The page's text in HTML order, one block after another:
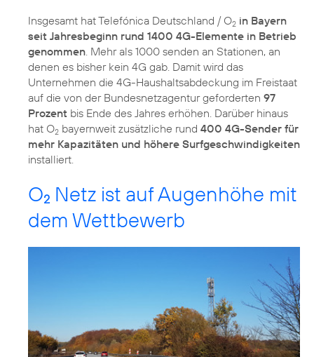
Insgesamt hat Telefónica Deutschland / O2 in Bayern
seit Jahresbeginn rund 1400 4G-Elemente in Betrieb
genommen . Mehr als 1000 senden an Stationen, an
denen es bisher kein 4G gab. Damit wird das
Unternehmen die 4G-Haushaltsabdeckung im Freistaat
auf die von der Bundesnetzagentur geforderten 97
Prozent bis Ende des Jahres erhöhen. Darüber hinaus
hat O2 bayernweit zusätzliche rund 400 4G-Sender für
mehr Kapazitäten und höhere Surfgeschwindigkeiten
installiert.
O2 Netz ist auf Augenhöhe mit
dem Wettbewerb